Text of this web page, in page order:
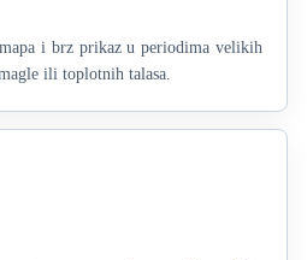
i brz prikaz u periodima velikih
ili toplotnih talasa.